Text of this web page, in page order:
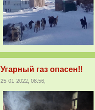
Угарный газ опасен!!
25-01-2022, 08:56;